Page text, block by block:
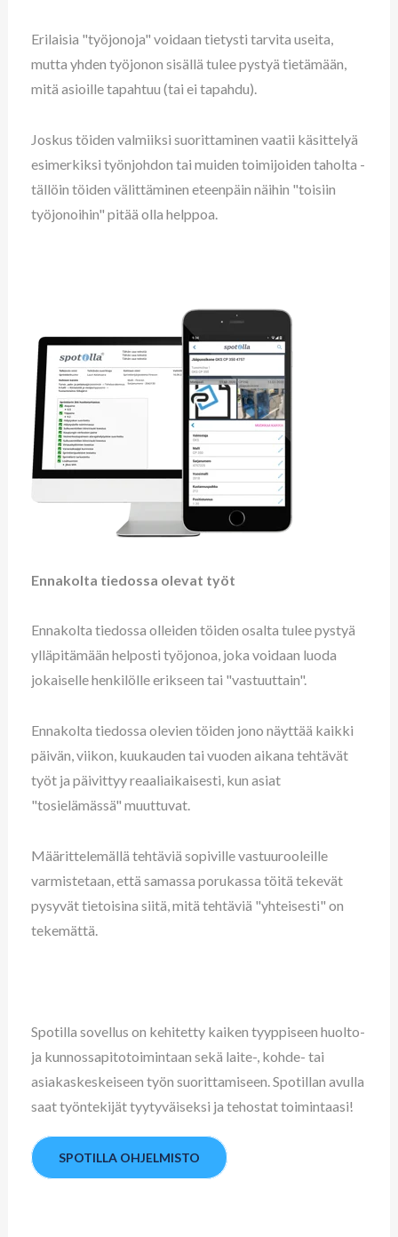
Erilaisia "työjonoja" voidaan tietysti tarvita useita,
mutta yhden työjonon sisällä tulee pystyä tietämään,
mitä asioille tapahtuu (tai ei tapahdu).
Joskus töiden valmiiksi suorittaminen vaatii käsittelyä
esimerkiksi työnjohdon tai muiden toimijoiden taholta -
tällöin töiden välittäminen eteenpäin näihin "toisiin
työjonoihin" pitää olla helppoa.
Ennakolta tiedossa olevat työt
Ennakolta tiedossa olleiden töiden osalta tulee pystyä
ylläpitämään helposti työjonoa, joka voidaan luoda
jokaiselle henkilölle erikseen tai "vastuuttain".
Ennakolta tiedossa olevien töiden jono näyttää kaikki
päivän, viikon, kuukauden tai vuoden aikana tehtävät
työt ja päivittyy reaaliaikaisesti, kun asiat
"tosielämässä" muuttuvat.
Määrittelemällä tehtäviä sopiville vastuurooleille
varmistetaan, että samassa porukassa töitä tekevät
pysyvät tietoisina siitä, mitä tehtäviä "yhteisesti" on
tekemättä.
Spotilla sovellus on kehitetty kaiken tyyppiseen huolto-
ja kunnossapitotoimintaan sekä laite-, kohde- tai
asiakaskeskeiseen työn suorittamiseen. Spotillan avulla
saat työntekijät tyytyväiseksi ja tehostat toimintaasi!
SPOTILLA OHJELMISTO